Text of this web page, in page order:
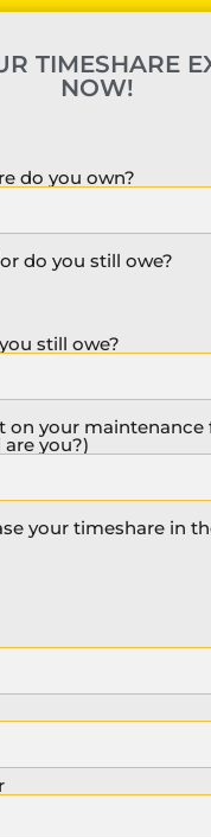
TIMESHARE
NOW!
do you own?
do you still owe?
still owe?
on your maintenance
you?)
your timeshare in